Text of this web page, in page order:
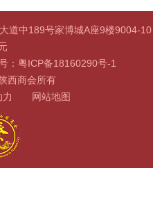
道中189号家博城A座9楼9004-10
： 粤ICP备18160290号-1
西商会所有
网站地图